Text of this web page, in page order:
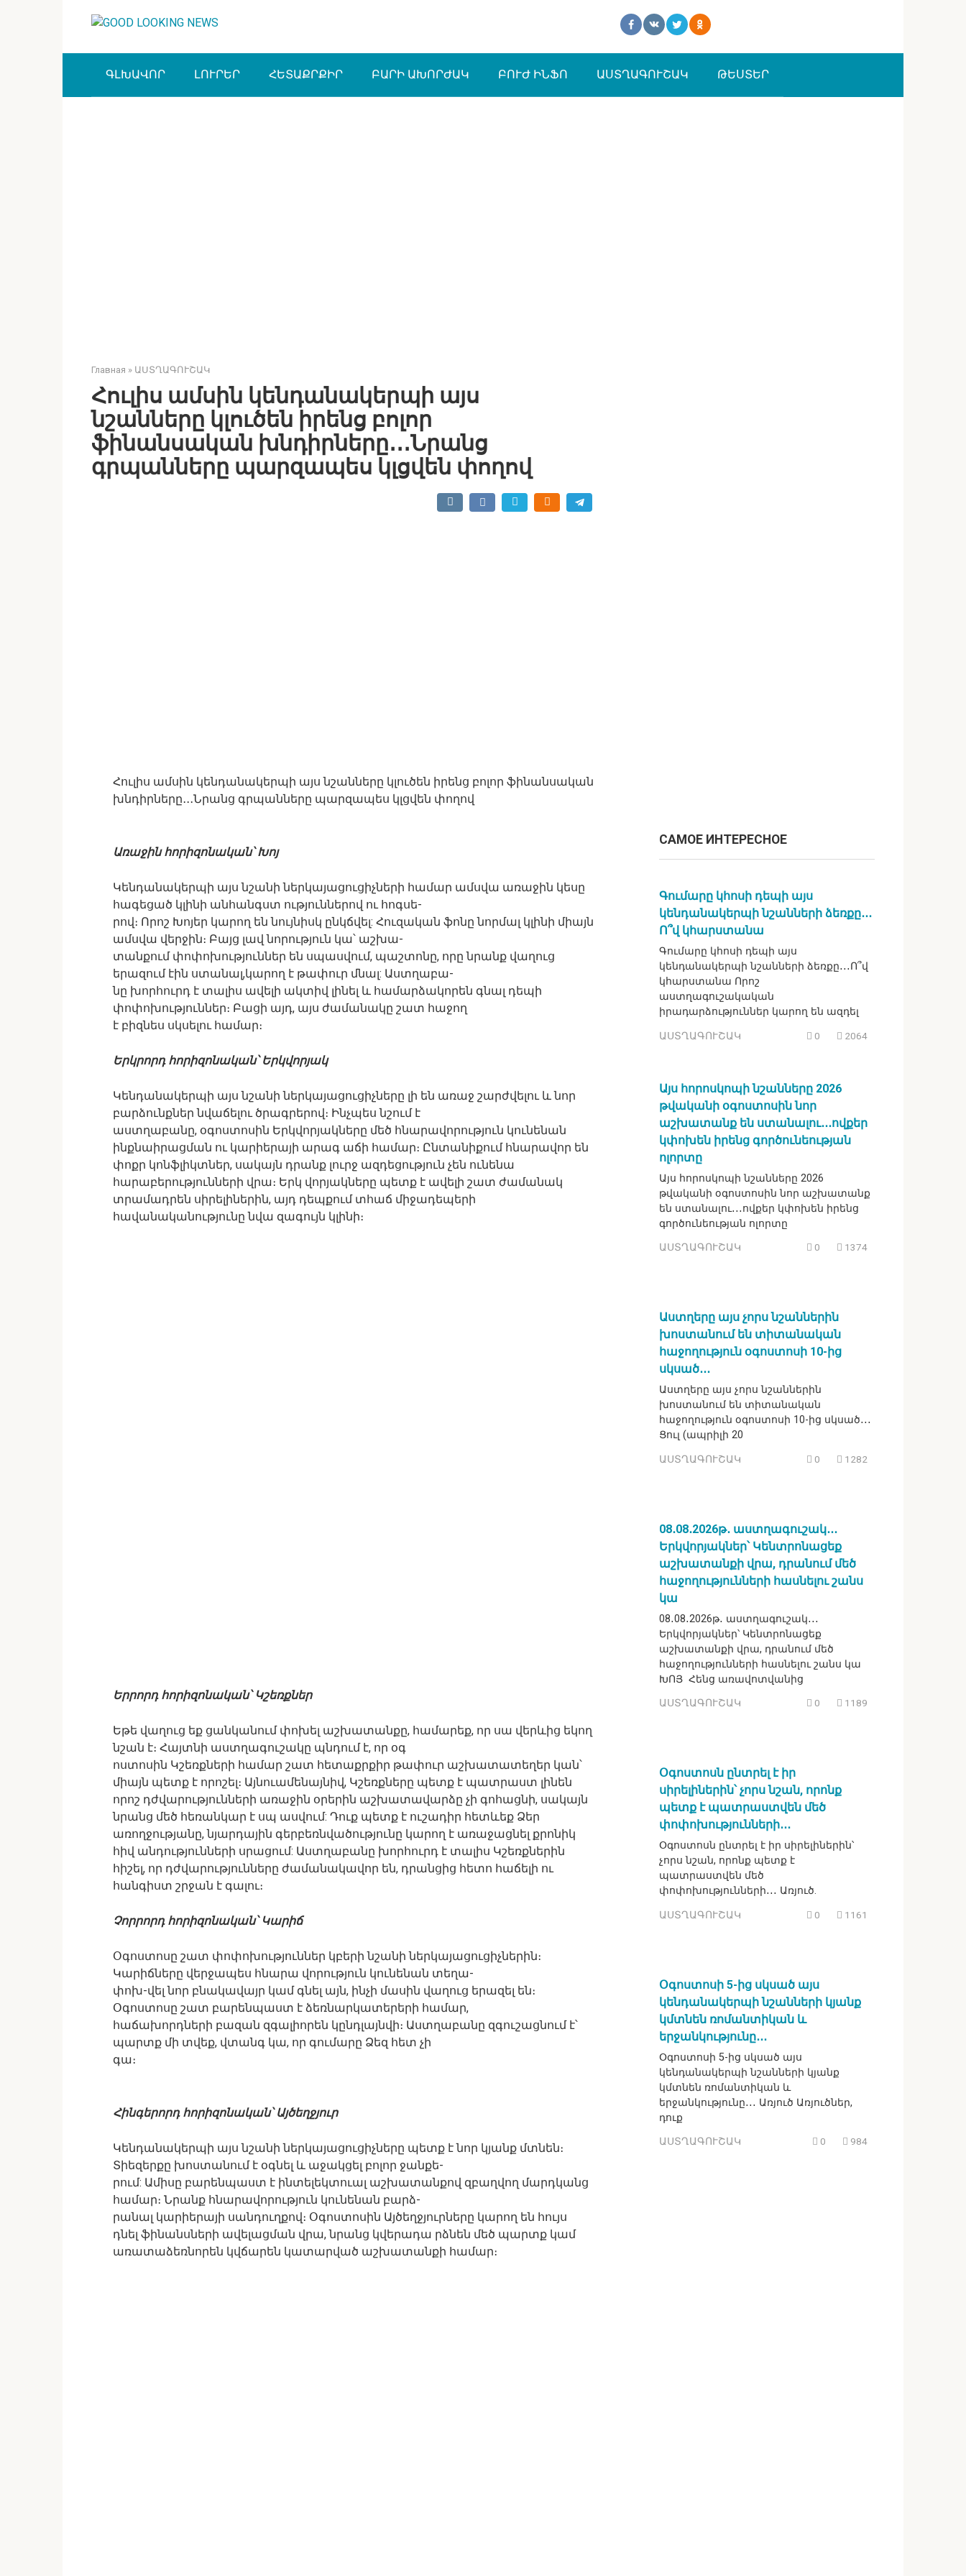
ԳԼԽԱՎՈՐ ԼՈՒՐԵՐ ՀԵՏԱՔՐՔԻՐ ԲԱՐԻ ԱԽՈՐԺԱԿ ԲՈՒԺ ԻՆՖՈ ԱՍՏՂԱԳՈՒՇԱԿ ԹԵՍՏԵՐ
Главная » ԱՍՏՂԱԳՈՒՇԱԿ
Հուլիս ամսին կենդանակերպի այս
նշանները կլուծեն իրենց բոլոր
ֆինանսական խնդիրները․․․Նրանց
գրպանները պարզապես կլցվեն փողով
Հուլիս ամսին կենդանակերպի այս նշանները կլուծեն իրենց բոլոր ֆինանսական
խնդիրները․․․Նրանց գրպանները պարզապես կլցվեն փողով
Առաջին հորիզոնական՝ Խոյ
Կենդանակերպի այս նշանի ներկայացուցիչների համար ամսվա առաջին կեսը
հագեցած կլինի անհանգստ ություններով ու հոգսե-
րով։ Որոշ Խոյեր կարող են նույնիսկ ընկճվել: Հուզական ֆոնը նորմալ կլինի միայն
ամսվա վերջին։ Բայց լավ նորություն կա՝ աշխա-
տանքում փոփոխություններ են սպասվում, պաշտոնը, որը նրանք վաղուց
երազում էին ստանալ,կարող է թափուր մնալ: Աստղաբա-
նը խորհուրդ է տալիս ավելի ակտիվ լինել և համարձակորեն գնալ դեպի
փոփոխություններ։ Բացի այդ, այս ժամանակը շատ հաջող
է բիզնես սկսելու համար։
Երկրորդ հորիզոնական՝ Երկվորյակ
Կենդանակերպի այս նշանի ներկայացուցիչները լի են առաջ շարժվելու և նոր
բարձունքներ նվաճելու ծրագրերով։ Ինչպես նշում է
աստղաբանը, օգոստոսին Երկվորյակները մեծ հնարավորություն կունենան
ինքնաիրացման ու կարիերայի արագ աճի համար։ Ընտանիքում հնարավոր են
փոքր կոնֆլիկտներ, սակայն դրանք լուրջ ազդեցություն չեն ունենա
հարաբերությունների վրա։ Երկ վորյակները պետք է ավելի շատ ժամանակ
տրամադրեն սիրելիներին, այդ դեպքում տհաճ միջադեպերի
հավանականությունը նվա զագույն կլինի։
Երրորդ հորիզոնական՝ Կշեռքներ
Եթե ​​վաղուց եք ցանկանում փոխել աշխատանքը, համարեք, որ սա վերևից եկող
նշան է։ Հայտնի աստղագուշակը պնդում է, որ օգ
ոստոսին Կշեռքների համար շատ հետաքրքիր թափուր աշխատատեղեր կան՝
միայն պետք է որոշել։ Այնուամենայնիվ, Կշեռքները պետք է պատրաստ լինեն
որոշ դժվարությունների առաջին օրերին աշխատավարձը չի գոհացնի, սակայն
նրանց մեծ հեռանկար է սպ ասվում: Դուք պետք է ուշադիր հետևեք Ձեր
առողջությանը, նյարդային գերբեռնվածությունը կարող է առաջացնել քրոնիկ
հիվ անդությունների սրացում: Աստղաբանը խորհուրդ է տալիս Կշեռքներին
հիշել, որ դժվարությունները ժամանակավոր են, դրանցից հետո հաճելի ու
հանգիստ շրջան է գալու։
Չորրորդ հորիզոնական՝ Կարիճ
Օգոստոսը շատ փոփոխություններ կբերի նշանի ներկայացուցիչներին։
Կարիճները վերջապես հնարա վորություն կունենան տեղա-
փոխ-վել նոր բնակավայր կամ գնել այն, ինչի մասին վաղուց երազել են։
Օգոստոսը շատ բարենպաստ է ձեռնարկատերերի համար,
հաճախորդների բազան զգալիորեն կընդլայնվի։ Աստղաբանը զգուշացնում է՝
պարտք մի տվեք, վտանգ կա, որ գումարը Ձեզ հետ չի
գա։
Հինգերորդ հորիզոնական՝ Այծեղջյուր
Կենդանակերպի այս նշանի ներկայացուցիչները պետք է նոր կյանք մտնեն։
Տիեզերքը խոստանում է օգնել և աջակցել բոլոր ջանքե-
րում: Ամիսը բարենպաստ է ինտելեկտուալ աշխատանքով զբաղվող մարդկանց
համար։ Նրանք հնարավորություն կունենան բարձ-
րանալ կարիերայի սանդուղքով։ Օգոստոսին Այծեղջյուրները կարող են հույս
դնել ֆինանսների ավելացման վրա, նրանց կվերադա րձնեն մեծ պարտք կամ
առատաձեռնորեն կվճարեն կատարված աշխատանքի համար։
САМОЕ ИНТЕРЕСНОЕ
Գումարը կհոսի դեպի այս
կենդանակերպի նշանների ձեռքը․․․
Ո՞վ կհարստանա
Գումարը կհոսի դեպի այս
կենդանակերպի նշանների ձեռքը․․․Ո՞վ
կհարստանա Որոշ
աստղագուշակական
իրադարձություններ կարող են ազդել
ԱՍՏՂԱԳՈՒՇԱԿ 0 2064
Այս հորոսկոպի նշանները 2026
թվականի օգոստոսին նոր
աշխատանք են ստանալու․․․ովքեր
կփոխեն իրենց գործունեության
ոլորտը
Այս հորոսկոպի նշանները 2026
թվականի օգոստոսին նոր աշխատանք
են ստանալու․․․ովքեր կփոխեն իրենց
գործունեության ոլորտը
ԱՍՏՂԱԳՈՒՇԱԿ 0 1374
Աստղերը այս չորս նշաններին
խոստանում են տիտանական
հաջողություն օգոստոսի 10-ից
սկսած․․․
Աստղերը այս չորս նշաններին
խոստանում են տիտանական
հաջողություն օգոստոսի 10-ից սկսած․․․
Ցուլ (ապրիլի 20
ԱՍՏՂԱԳՈՒՇԱԿ 0 1282
08․08․2026թ․ աստղագուշակ․․․
Երկվորյակներ՝ Կենտրոնացեք
աշխատանքի վրա, դրանում մեծ
հաջողությունների հասնելու շանս
կա
08․08․2026թ․ աստղագուշակ․․․
Երկվորյակներ՝ Կենտրոնացեք
աշխատանքի վրա, դրանում մեծ
հաջողությունների հասնելու շանս կա
ԽՈՅ Հենց առավոտվանից
ԱՍՏՂԱԳՈՒՇԱԿ 0 1189
Օգոստոսն ընտրել է իր
սիրելիներին՝ չորս նշան, որոնք
պետք է պատրաստվեն մեծ
փոփոխությունների․․․
Օգոստոսն ընտրել է իր սիրելիներին՝
չորս նշան, որոնք պետք է
պատրաստվեն մեծ
փոփոխությունների․․․ Առյուծ.
ԱՍՏՂԱԳՈՒՇԱԿ 0 1161
Օգոստոսի 5-ից սկսած այս
կենդանակերպի նշանների կյանք
կմտնեն ռոմանտիկան և
երջանկությունը․․․
Օգոստոսի 5-ից սկսած այս
կենդանակերպի նշանների կյանք
կմտնեն ռոմանտիկան և
երջանկությունը․․․ Առյուծ Առյուծներ,
դուք
ԱՍՏՂԱԳՈՒՇԱԿ 0 984